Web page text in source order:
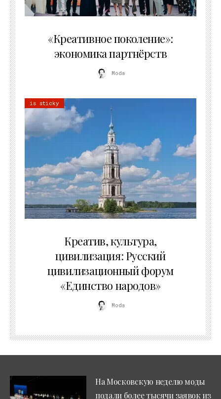
«Креативное поколение»:
экономика партнёрств
Moda
is sticky
Креатив, культура,
цивилизация: Русский
цивилизационный форум
«Единство народов»
Moda
На Московскую неделю моды
подали более тысячи заявок из